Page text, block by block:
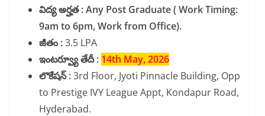
విద్య అర్హత : Any Post Graduate ( Work Timing:
9am to 6pm, Work from Office).
జీతం :3.5 LPA
ఇంటర్వ్యూ తేదీ : 14th May, 2026
లొకేషన్ :3rd Floor, Jyoti Pinnacle Building, Opp
to Prestige IVY League Appt, Kondapur Road,
Hyderabad.